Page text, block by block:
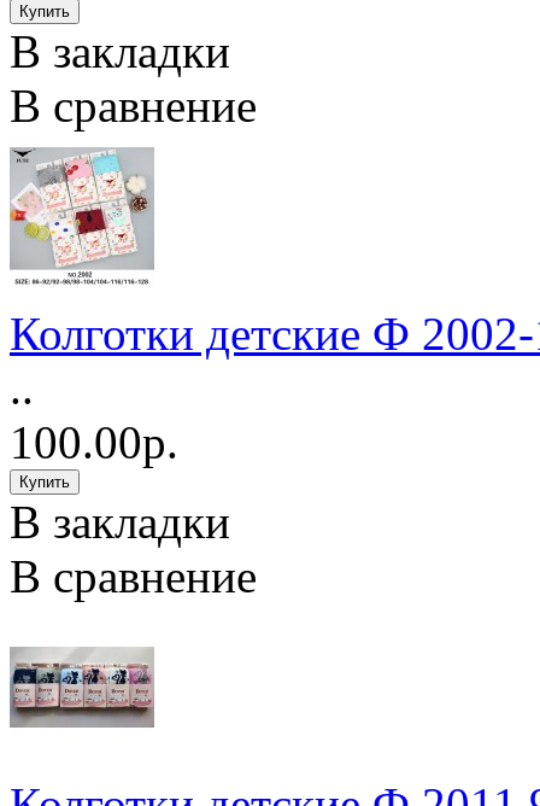
В закладки
В сравнение
Колготки детские Ф
..
100.00р.
В закладки
В сравнение